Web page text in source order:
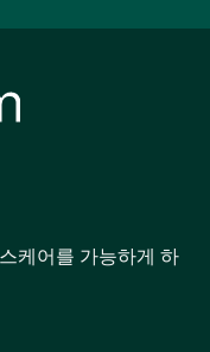
케어를 가능하게 하